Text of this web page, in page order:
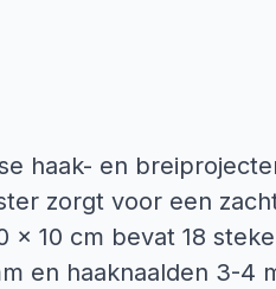
haak- en
zorgt voor een
x 10 cm bevat 18
en haaknaalden 3-4